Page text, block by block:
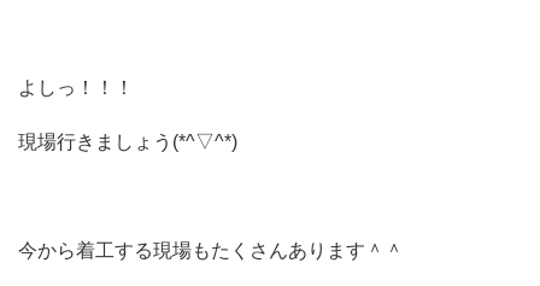
よしっ！！！
現場行きましょう(*^▽^*)
今から着工する現場もたくさんあります＾＾